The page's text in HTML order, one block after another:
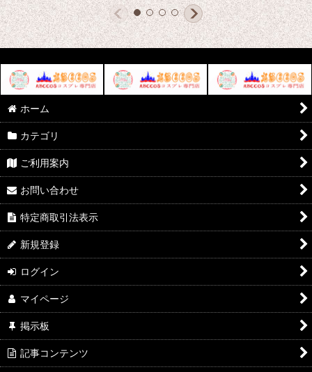
ホーム
カテゴリ
ご利用案内
お問い合わせ
特定商取引法表示
新規登録
ログイン
マイページ
掲示板
記事コンテンツ